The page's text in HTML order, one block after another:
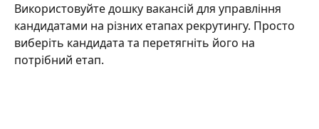
Використовуйте дошку вакансій для управління
кандидатами на різних етапах рекрутингу. Просто
виберіть кандидата та перетягніть його на
потрібний етап.